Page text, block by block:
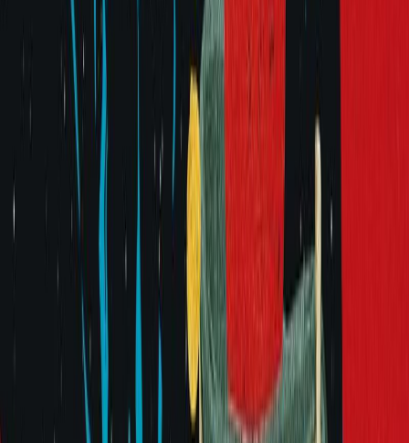
Όταν τα τελευταία αμερικανικά στρατεύματα αποχωρούν από το
Βιετνάμ, η Αν και τα αδέλφια της, ο Ταν και ο Μιν, μπαίνουν σε μια
βάρκα για το Χονγκ Κονγκ, με την υπόσχεση ότι οι γονείς και τα
μικρότερα αδέλφια τους θα ακολουθήσουν σύντομα. Η υπόλοιπη
οικογένεια, όμως, δεν θα τα καταφέρει…
H δεκαεξάχρονη Αν γίνεται σε μια νύχτα η προστάτιδα των δύο
αδελφών της. Καταλήγουν στο Ηνωμένο Βασίλειο, περνώντας από
υπερπλήρη στρατόπεδα και καταυλισμούς προσφύγων, για να
εγκατασταθούν τελικά σε ένα αφιλόξενο Λονδίνο που μαστίζεται
από την κοινωνική ανισότητα.
Καθώς ωριμάζουν, καθένας τους αναμετριέται με την ενοχή του
επιζώντος με τον δικό του τρόπο. Και με κάθε επιλογή, οι δρόμοι
τους αποκλίνουν, ώσπου δεν είναι πια σίγουρο αν η αγάπη από
μόνη της μπορεί να τους κρατήσει ενωμένους.
Συνδυάζοντας λυρική αφήγηση και ιστορική έρευνα, το
"Περιπλανώμενες ψυχές" αποτυπώνει την πορεία μιας οικογένειας
που σημαδεύεται από την απώλεια, αλλά παλεύει πεισμωμένα για